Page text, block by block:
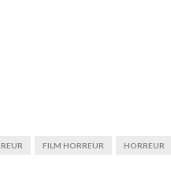
FILM HORREUR HORREUR